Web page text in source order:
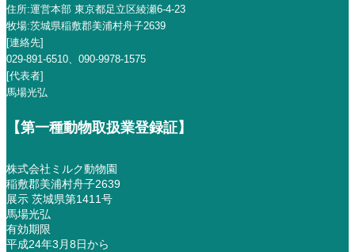
住所:運営本部 東京都足立区綾瀬6-4-23
牧場:茨城県稲敷郡美浦村舟子2639
[連絡先]
029-891-6510、 090-9978-1575
[代表者]
馬場光弘
【第一種動物取扱業登録証】
株式会社ミルク動物園
稲敷郡美浦村舟子2639
展示 茨城県第1411号
馬場光弘
有効期限
平成24年3月8日から